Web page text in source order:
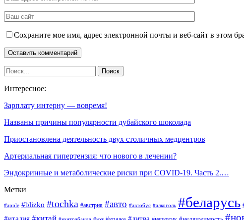
Сохраните мое имя, адрес электронной почты и веб-сайт в этом
Интересное:
Зарплату интерну — вовремя!
Названы причины популярности дубайского шоколада
Приостановлена деятельность двух столичных медцентров
Артериальная гипертензия: что нового в лечении?
Эндокринные и метаболические риски при COVID-19. Часть 2.…
Метки
#apple #blizko #tochka #австрия #авто #автобус #алкоголь #беларусь
#италия #китай #литва